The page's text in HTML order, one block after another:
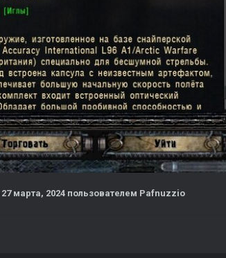
27 марта, 2024 пользователем Pafnuzzio